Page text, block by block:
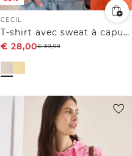
CECIL
T-shirt avec sweat à capuche et détail imprimé
€ 28,00€39,99